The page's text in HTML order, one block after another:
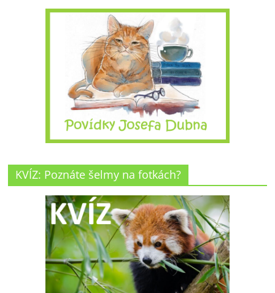
KVÍZ: Poznáte šelmy na fotkách?